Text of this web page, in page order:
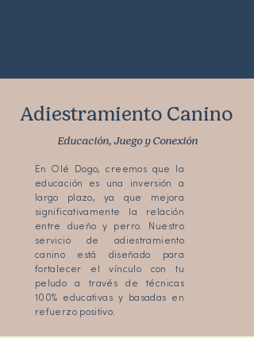
Adiestramiento Canino
Educación, Juego y Conexión
En Olé Dogo, creemos que la
educación es una inversión a
largo plazo, ya que mejora
significativamente la relación
entre dueño y perro. Nuestro
servicio de adiestramiento
canino está diseñado para
fortalecer el vínculo con tu
peludo a través de técnicas
100% educativas y basadas en
refuerzo positivo.